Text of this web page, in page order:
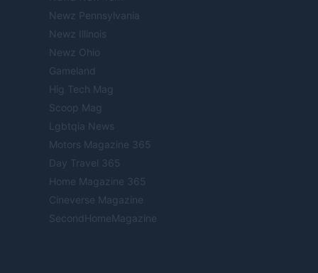
Newz Pennsylvania
Newz Illinois
Newz Ohio
Gameland
Hig Tech Mag
Scoop Mag
Lgbtqia News
Motors Magazine 365
Day Travel 365
Home Magazine 365
Cineverse Magazine
SecondHomeMagazine